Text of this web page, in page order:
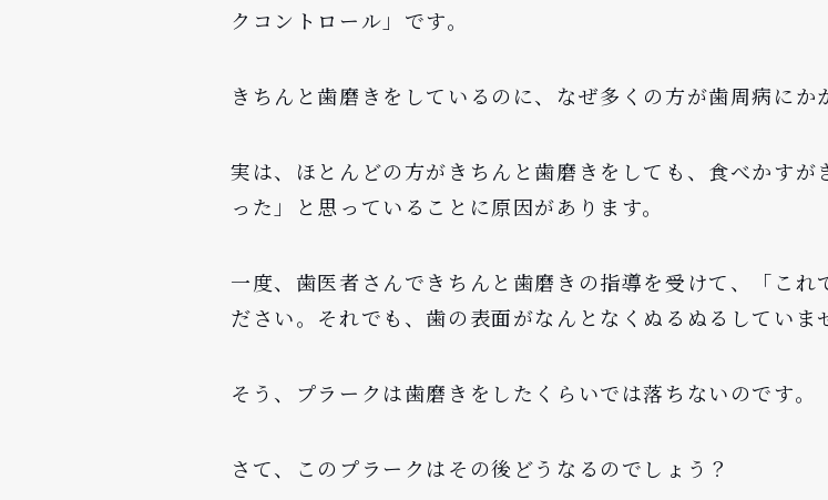
クコントロール」です。
きちんと歯磨きをしているのに、なぜ多くの方が歯周病にか
実は、ほとんどの方がきちんと歯磨きをしても、食べかす
った」と思っていることに原因があります。
一度、歯医者さんできちんと歯磨きの指導を受けて、「こ
ださい。それでも、歯の表面がなんとなくぬるぬるしていま
そう、プラークは歯磨きをしたくらいでは落ちないのです。
さて、このプラークはその後どうなるのでしょう？